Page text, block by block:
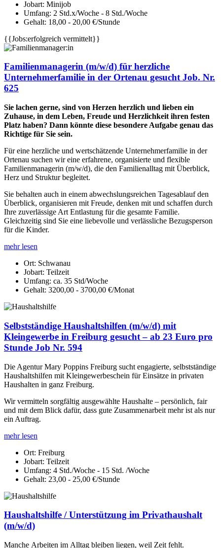
Jobart: Minijob
Umfang: 2 Std.x/Woche - 8 Std./Woche
Gehalt: 18,00 - 20,00 €/Stunde
{{Jobs:erfolgreich vermittelt}}
Familienmanagerin (m/w/d) für herzliche
Unternehmerfamilie in der Ortenau gesucht Job. Nr.
625
Sie lachen gerne, sind von Herzen herzlich und lieben ein
Zuhause, in dem Leben, Freude und Herzlichkeit ihren festen
Platz haben? Dann könnte diese besondere Aufgabe genau das
Richtige für Sie sein.
Für eine herzliche und wertschätzende Unternehmerfamilie in der
Ortenau suchen wir eine erfahrene, organisierte und flexible
Familienmanagerin (m/w/d), die den Familienalltag mit Überblick,
Herz und Struktur begleitet.
Sie behalten auch in einem abwechslungsreichen Tagesablauf den
Überblick, organisieren mit Freude, denken mit und schaffen durch
Ihre zuverlässige Art Entlastung für die gesamte Familie.
Gleichzeitig sind Sie eine liebevolle und verlässliche Bezugsperson
für die Kinder.
mehr lesen
Ort: Schwanau
Jobart: Teilzeit
Umfang: ca. 35 Std/Woche
Gehalt: 3200,00 - 3700,00 €/Monat
Selbstständige Haushaltshilfen (m/w/d) mit
Kleingewerbe in Freiburg gesucht – ab 23 Euro pro
Stunde Job Nr. 594
Die Agentur Mary Poppins Freiburg sucht engagierte, selbstständige
Haushaltshilfen mit Kleingewerbeschein für Einsätze in privaten
Haushalten in ganz Freiburg.
Wir vermitteln sorgfältig ausgewählte Haushalte – persönlich, fair
und mit dem Blick dafür, dass gute Zusammenarbeit mehr ist als nur
ein Auftrag.
mehr lesen
Ort: Freiburg
Jobart: Teilzeit
Umfang: 4 Std./Woche - 15 Std. /Woche
Gehalt: 23,00 - 25,00 €/Stunde
Haushaltshilfe / Unterstützung im Privathaushalt
(m/w/d)
Manche Arbeiten im Alltag bleiben liegen, weil Zeit fehlt.